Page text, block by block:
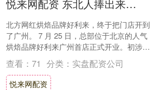
悦来网配资 东北人捧出来的网红蛋糕南下，好利来广州首店开业
北方网红烘焙品牌好利来，终于把门店开到
了广州。 7 月 25 日，总部位于北京的人气
烘焙品牌好利来广州首店正式开业。初涉广
州市场，好利来采取了双首店模式，门店
分....
查看： 71 分类： 实盘配资公司
悦来网配资